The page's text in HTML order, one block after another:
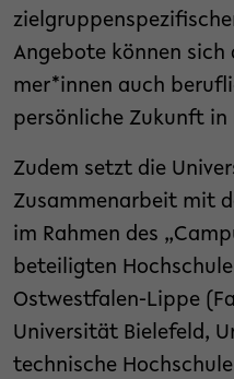
Angebote können
mer*innen auch
persönliche Zukunft
Zudem setzt die
Zusammenarbeit mit
im Rahmen des
beteiligten
Ostwestfalen-Lippe
Universität Bielefeld,
technische Hochschule